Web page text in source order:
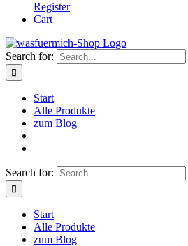
Register
Cart
Search for:
Start
Alle Produkte
zum Blog
Search for:
Start
Alle Produkte
zum Blog